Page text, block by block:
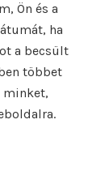
Ön és a
ha
a becsült
többet
minket,